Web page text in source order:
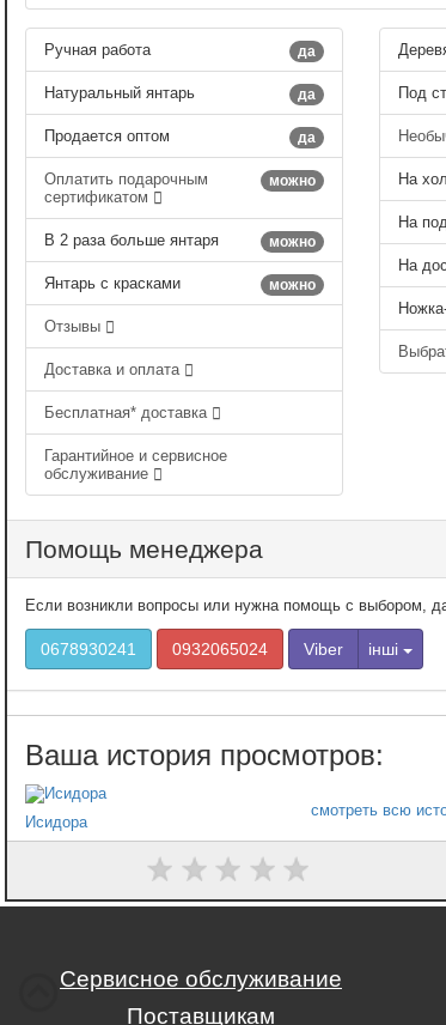
да
Ручная работа
да
Натуральный янтарь
да
Продается оптом
можно
Оплатить подарочным
сертификатом
можно
В 2 раза больше янтаря
можно
Янтарь с красками
Отзывы
Доставка и оплата
Бесплатная* доставка
Гарантийное и сервисное
обслуживание
Под
На
На
На
Помощь менеджера
Если возникли вопросы или нужна помощь с выбором,
0678930241 0932065024 Viber інші
Исидора
Сервисное обслуживание
Поставщикам